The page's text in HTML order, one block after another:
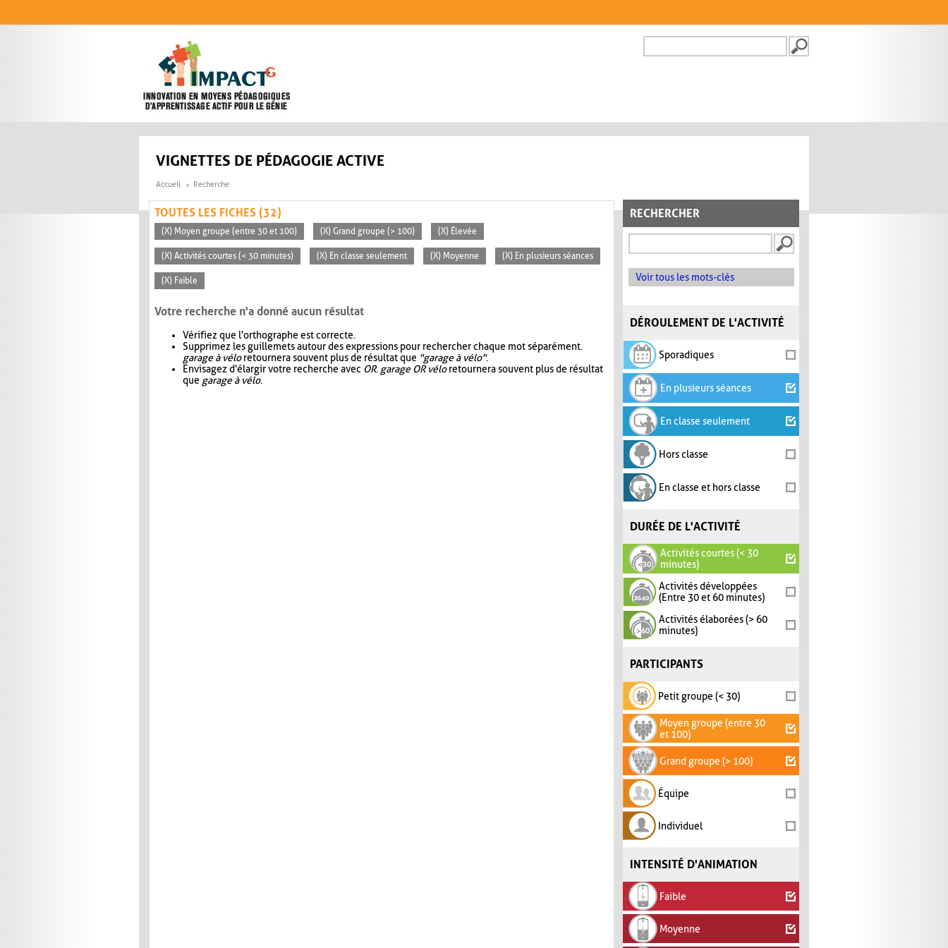
FORMULAIRE DE
VIGNETTES DE PÉDAGOGIE ACTIVE
Accueil Recherche
RECHERCHER
Voir tous les mots-clés
DÉROULEMENT DE L'ACTIVITÉ
Sporadiques
En plusieurs séances
En classe seulement
Hors classe
En classe et hors classe
DURÉE DE L'ACTIVITÉ
Activités courtes (< 30
minutes)
Activités développées
(Entre 30 et 60 minutes)
Activités élaborées (> 60
minutes)
PARTICIPANTS
Petit groupe (< 30)
Moyen groupe (entre 30
et 100)
Grand groupe (> 100)
Équipe
Individuel
INTENSITÉ D'ANIMATION
Faible
Moyenne
TOUTES LES FICHES (32)
(X) Moyen groupe (entre 30 et 100) (X) Grand groupe (> 100) (X) Élevée
(X) Activités courtes (< 30 minutes) (X) En classe seulement (X) Moyenne (X) En plusieurs séances
(X) Faible
Votre recherche n'a donné aucun résultat
Vérifiez que l'orthographe est correcte.
Supprimez les guillemets autour des expressions pour rechercher chaque mot séparément.
garage à véloretournera souvent plus de résultat que "garage à vélo".
Envisagez d'élargir votre recherche avec OR. garage OR véloretournera souvent plus de résultat
que garage à vélo.